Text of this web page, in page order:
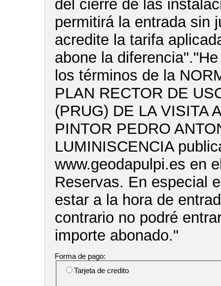
del cierre de las
permitirá la entrada sin
acredite la tarifa
abone la
los términos de la
PLAN RECTOR DE
(PRUG) DE LA VISITA
PINTOR PEDRO
LUMINISCENCIA
www.geodapulpi.es en
Reservas. En especial
estar a la hora de
contrario no podré
importe abonado."
Forma de pago:
Tarjeta de credito